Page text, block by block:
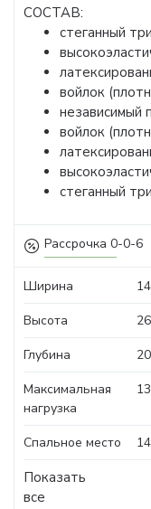
Рассрочка 0-0-6
СОСТАВ:
стеганный
войлок
независимый
войлок
стеганный
Ширина
Высота
Глубина
Максимальная
нагрузка
Спальное место
Показать
все